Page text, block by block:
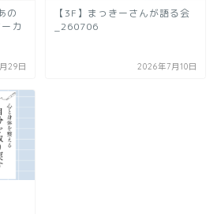
の
カ
29日
【3F】まっきーさんが語る会
_260706
2026年7月10日